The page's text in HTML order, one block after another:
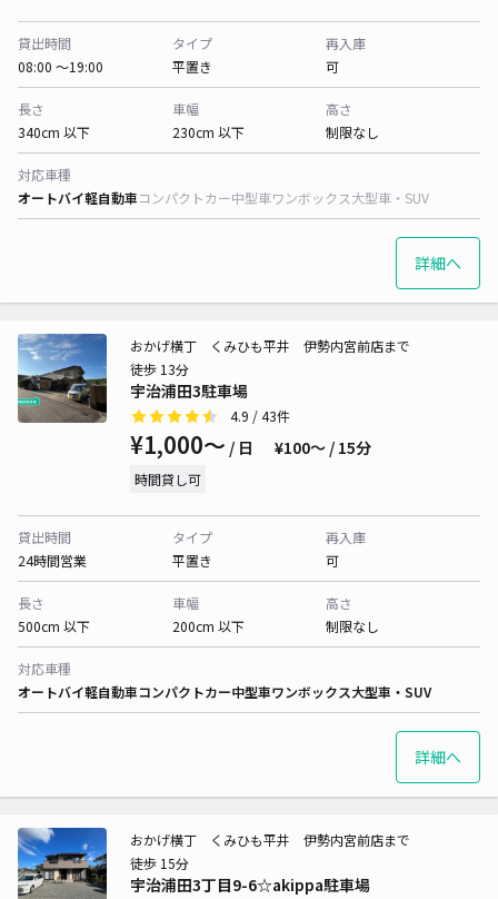
貸出時間
08:00 〜19:00
タイプ
平置き
再入庫
可
長さ
340cm 以下
車幅
230cm 以下
高さ
制限なし
対応車種
オートバイ軽自動車コンパクトカー中型車ワンボックス大型車・SUV
詳細へ
宇治浦田3駐車場
おかげ横丁 くみひも平井 伊勢内宮前店まで
徒歩 13分
4.9 / 43件
¥1,000〜 / 日 ¥100〜 / 15分
時間貸し可
貸出時間
24時間営業
タイプ
平置き
再入庫
可
長さ
500cm 以下
車幅
200cm 以下
高さ
制限なし
対応車種
オートバイ軽自動車コンパクトカー中型車ワンボックス大型車・SUV
詳細へ
宇治浦田3丁目9-6☆akippa駐車場
おかげ横丁 くみひも平井 伊勢内宮前店まで
徒歩 15分